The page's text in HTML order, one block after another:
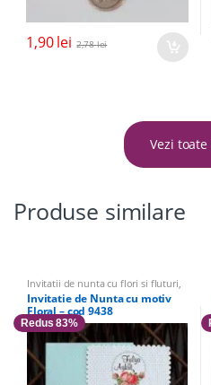
1,90lei 2,78lei
Vezi
Produse similare
Invitatii de nunta cu flori si fluturi
Invitatii Nunta,Invitatii elegante
Invitatie de Nunta cu motiv
Floral – cod 9438
Redus 83%